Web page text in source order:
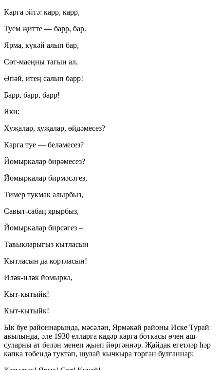
Карга әйтә: карр, карр,
Туем җитте — барр, бар.
Ярма, күкәй алып бар,
Сөт-маеңны тагын ал,
Әпәй, итең салып барр!
Барр, барр, барр!
Яки:
Хуҗалар, хуҗалар, өйдәмесез?
Карга туе — беләмесез?
Йомыркалар бирәмесез?
Йомыркалар бирмәсәгез,
Тимер тукмак алырбыз,
Савыт-сабаң ярырбыз,
Йомыркалар бирсәгез –
Тавыкларыгыз кытласын
Кытласын да кортласын!
Иләк-иләк йомырка,
Кыт-кытыйк!
Кыт-кытыйк!
Ык буе районнарында, мәсәлән, Ярмәкәй районы Иске Турай
авылында, әле 1930 елларга кадәр карга боткасы өчен аш-
суларны ат белән менеп җыеп йөргәннәр. Җайдак егетләр һәр
капка төбендә туктап, шулай кычкыра торган булганнар: